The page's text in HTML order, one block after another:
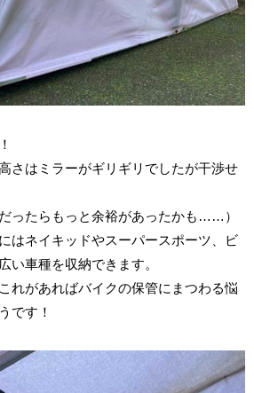
さはミラーがギリギリでしたが干渉せ
ったらもっと余裕があったかも……）
はネイキッドやスーパースポーツ、ビ
い車種を収納できます。
れがあればバイクの保管にまつわる悩
です！